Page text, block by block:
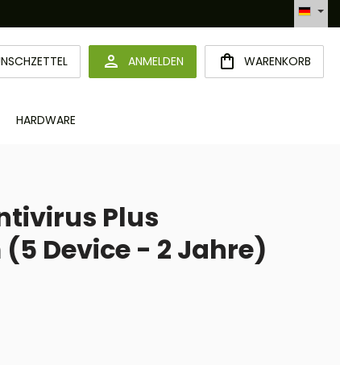
Automatisierte Bestellabwicklung (API)
DU HAST 0 PRODUKTE AUF DEM MERKZETTEL
ANMELDEN WARENKORB
HARDWARE
Plus
Device - 2 Jahre)